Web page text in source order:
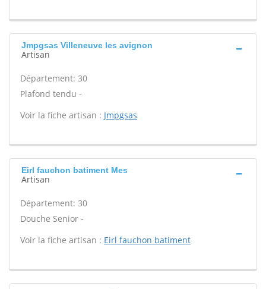
Jmpgsas Villeneuve les avignon
Artisan
Département: 30
Plafond tendu -
Voir la fiche artisan : Jmpgsas
Eirl fauchon batiment Mes
Artisan
Département: 30
Douche Senior -
Voir la fiche artisan : Eirl fauchon batiment